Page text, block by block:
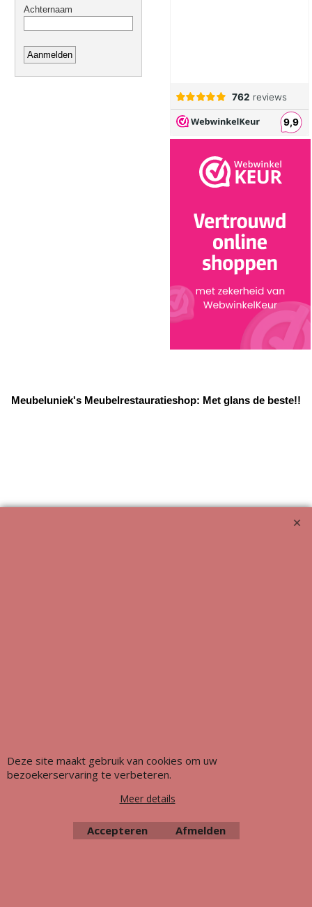
Meubeluniek's Meubelrestauratieshop: Met glans de beste!!
Deze site maakt gebruik van cookies om uw
bezoekerservaring te verbeteren.
Meer details
Accepteren Afmelden